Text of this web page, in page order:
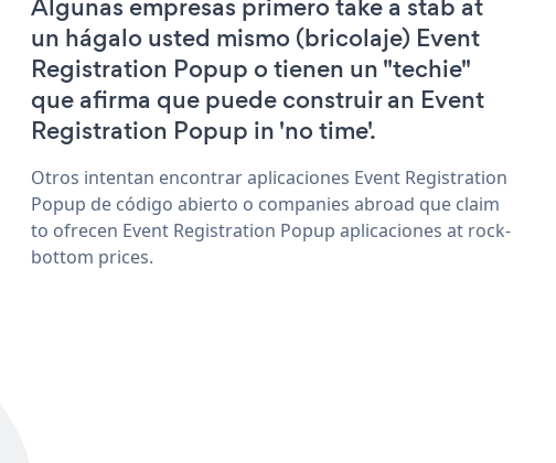
Algunas empresas primero take a stab at
un hágalo usted mismo (bricolaje) Event
Registration Popup o tienen un "techie"
que afirma que puede construir an Event
Registration Popup in 'no time'.
Otros intentan encontrar aplicaciones Event Registration
Popup de código abierto o companies abroad que claim
to ofrecen Event Registration Popup aplicaciones at rock-
bottom prices.